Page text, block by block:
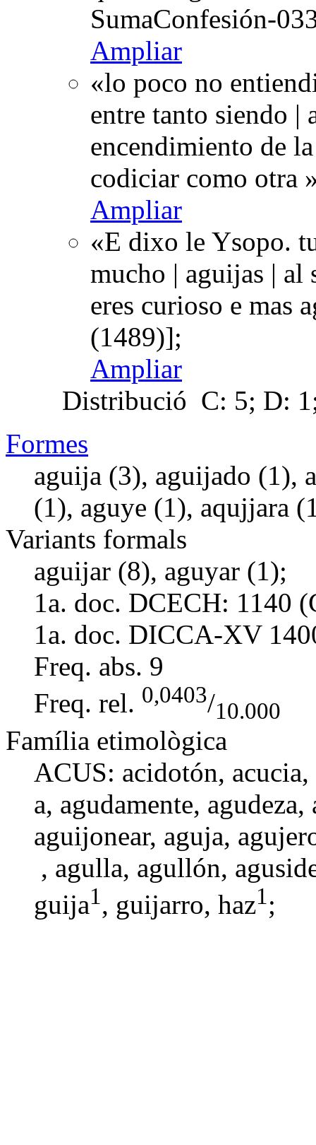
SumaConfesión-
Ampliar
«lo poco no
entre tanto siendo |
encendimiento de
codiciar como otra
Ampliar
«E dixo le Ysopo.
mucho | aguijas | al
eres curioso e mas
(1489)];
Ampliar
Distribució C: 5; D:
Formes
aguija (3), aguijado (1),
(1), aguye (1), aqujjara
Variants formals
aguijar (8), aguyar (1);
1a. doc. DCECH: 1140
1a. doc. DICCA-XV
Freq. abs. 9
Freq. rel. 0,0403/10.000
Família etimològica
ACUS: acidotón, acucia,
a, agudamente, agudeza,
aguijonear, aguja,
, agulla, agullón,
guija1, guijarro, haz1;